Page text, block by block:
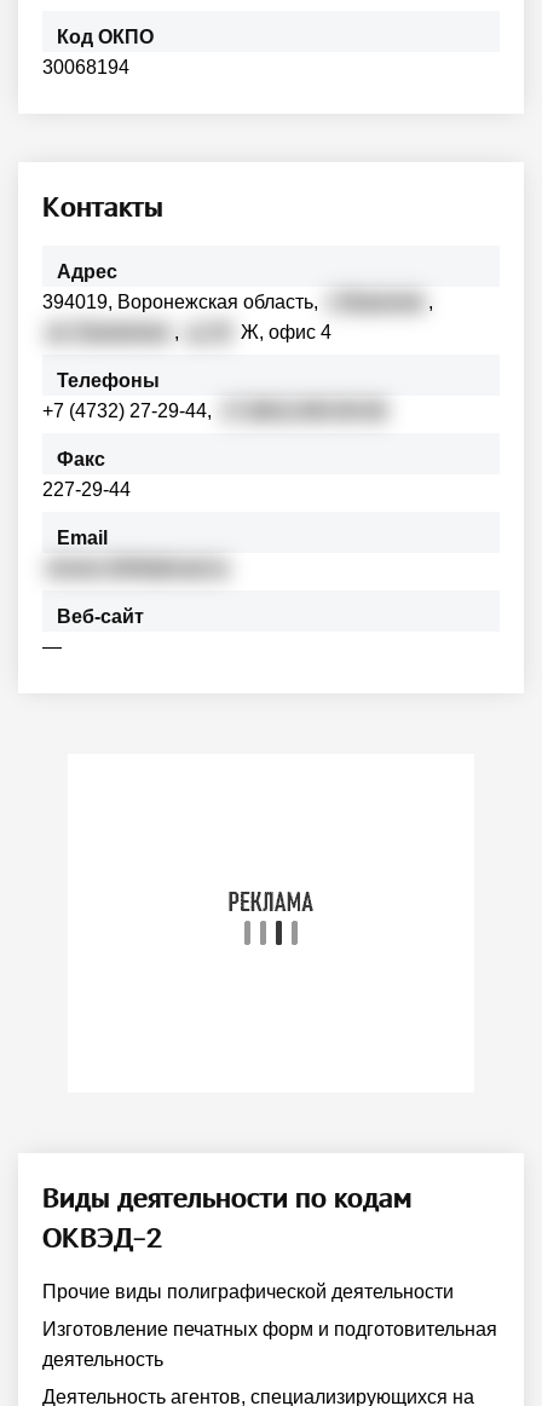
Код ОКПО
30068194
Контакты
Адрес
394019, Воронежская область,
,
, Ж, офис 4
Телефоны
+7 (4732) 27-29-44,
Факс
227-29-44
Email
Веб-сайт
—
Виды деятельности по кодам
ОКВЭД-2
Прочие виды полиграфической деятельности
Изготовление печатных форм и подготовительная
деятельность
Деятельность агентов, специализирующихся на